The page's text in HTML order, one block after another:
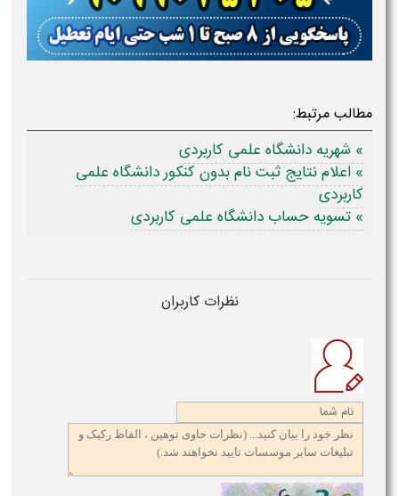
مطالب مرتبط:
» شهریه دانشگاه علمی کاربردی
» اعلام نتایج ثبت نام بدون کنکور دانشگاه علمی
کاربردی
» تسویه حساب دانشگاه علمی کاربردی
نظرات کاربران